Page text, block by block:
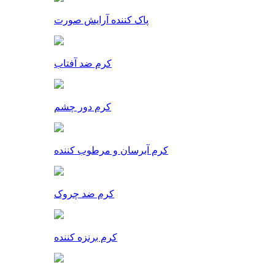
پاک کننده آرایش صورت
کرم ضد آفتاب
کرم دور چشم
کرم آبرسان و مرطوب کننده
کرم ضد چروک
کرم برنزه کننده